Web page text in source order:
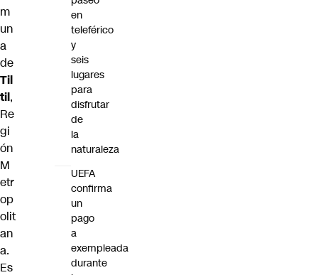
m
un
a
de
Til
til,
Re
gi
ón
M
etr
op
olit
an
a.
Es
en
teleférico
y
seis
lugares
para
disfrutar
de
la
naturaleza
UEFA
confirma
un
pago
a
exempleada
durante